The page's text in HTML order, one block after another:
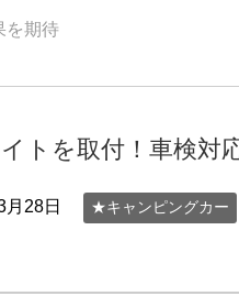
を期待
トを取付！車検対
月28日 ★キャンピングカー